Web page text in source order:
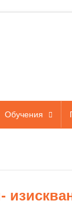
Обучения